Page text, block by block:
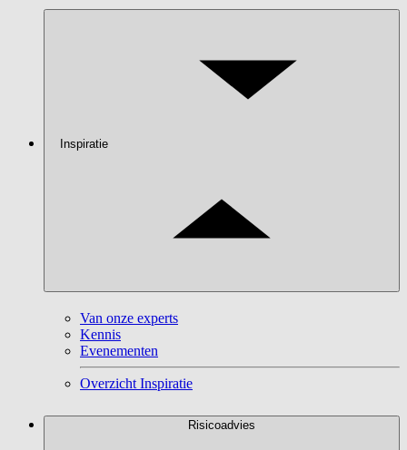
Inspiratie
Van onze experts
Kennis
Evenementen
Overzicht Inspiratie
Risicoadvies